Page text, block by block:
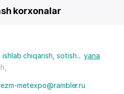
korxonalar
chiqarish, sotish... yana
metexpo@rambler.ru